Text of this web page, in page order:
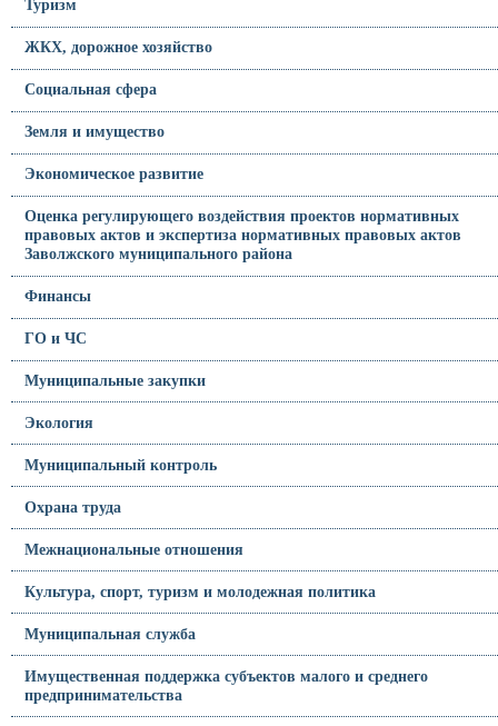
Туризм
ЖКХ, дорожное хозяйство
Социальная сфера
Земля и имущество
Экономическое развитие
Оценка регулирующего воздействия проектов нормативных
правовых актов и экспертиза нормативных правовых актов
Заволжского муниципального района
Финансы
ГО и ЧС
Муниципальные закупки
Экология
Муниципальный контроль
Охрана труда
Межнациональные отношения
Культура, спорт, туризм и молодежная политика
Муниципальная служба
Имущественная поддержка субъектов малого и среднего
предпринимательства